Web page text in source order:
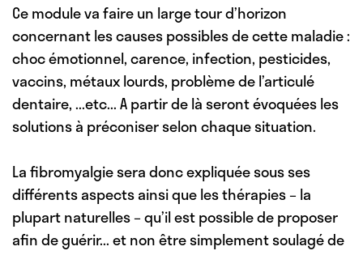
Ce module va faire un large tour d’horizon
concernant lescauses possiblesde cette maladie :
choc émotionnel, carence, infection, pesticides,
vaccins, métaux lourds, problème de l’articulé
dentaire, ...etc... A partir de là seront évoquées les
solutions à préconiser selon chaque situation.
La fibromyalgie sera donc expliquée sous ses
différents aspects ainsi queles thérapies – la
plupart naturelles – qu’il est possible de proposer
afin de guérir...et non être simplement soulagé de